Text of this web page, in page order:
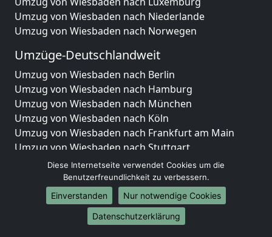
Umzug von Wiesbaden nach Niederlande
Umzug von Wiesbaden nach Norwegen
Umzüge-Deutschlandweit
Umzug von Wiesbaden nach Berlin
Umzug von Wiesbaden nach Hamburg
Umzug von Wiesbaden nach München
Umzug von Wiesbaden nach Köln
Umzug von Wiesbaden nach Frankfurt am Main
Umzug von Wiesbaden nach Stuttgart
Umzug von Wiesbaden nach Düsseldorf
Umzug von Wiesbaden nach Leipzig
Umzug von Wiesbaden nach Dortmund
Umzug von Wiesbaden nach Essen
Umzug von Wiesbaden nach Bremen
Diese Internetseite verwendet Cookies um die
Benutzerfreundlichkeit zu verbessern.
Einverstanden
Nur notwendige Cookies
Datenschutzerklärung